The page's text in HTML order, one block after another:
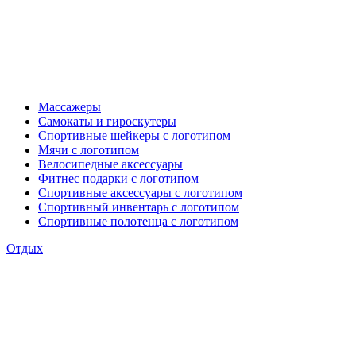
Массажеры
Самокаты и гироскутеры
Спортивные шейкеры с логотипом
Мячи с логотипом
Велосипедные аксессуары
Фитнес подарки с логотипом
Спортивные аксессуары с логотипом
Спортивный инвентарь с логотипом
Спортивные полотенца с логотипом
Отдых